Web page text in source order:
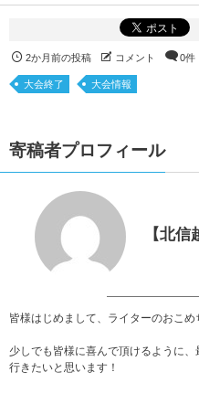
2か月前の投稿 コメント 0件
大会終了 大会情報
寄稿者プロフィール
【北
皆様はじめまして、ライターのおこめ
少しでも皆様に喜んで頂けるように
行きたいと思います！